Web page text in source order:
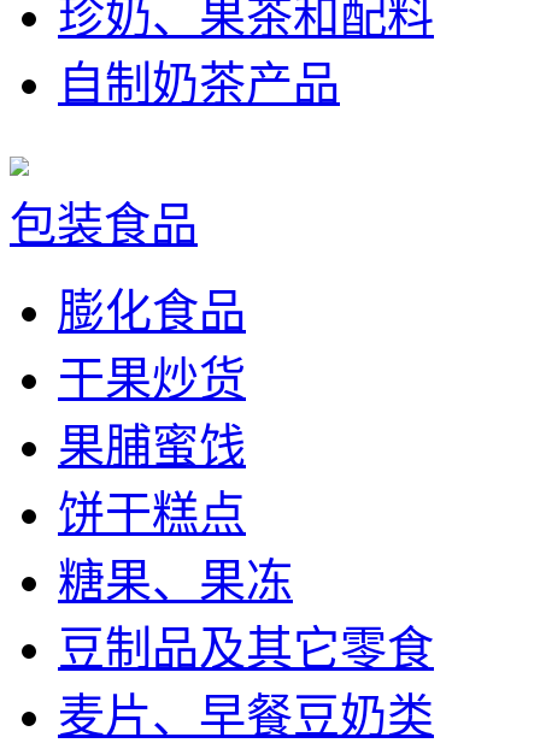
珍奶、果茶和配料
自制奶茶产品
包装食品
膨化食品
干果炒货
果脯蜜饯
饼干糕点
糖果、果冻
豆制品及其它零食
麦片、早餐豆奶类